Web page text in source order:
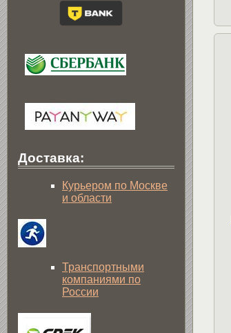
Доставка:
Курьером по Москве
и области
Транспортными
компаниями по
России